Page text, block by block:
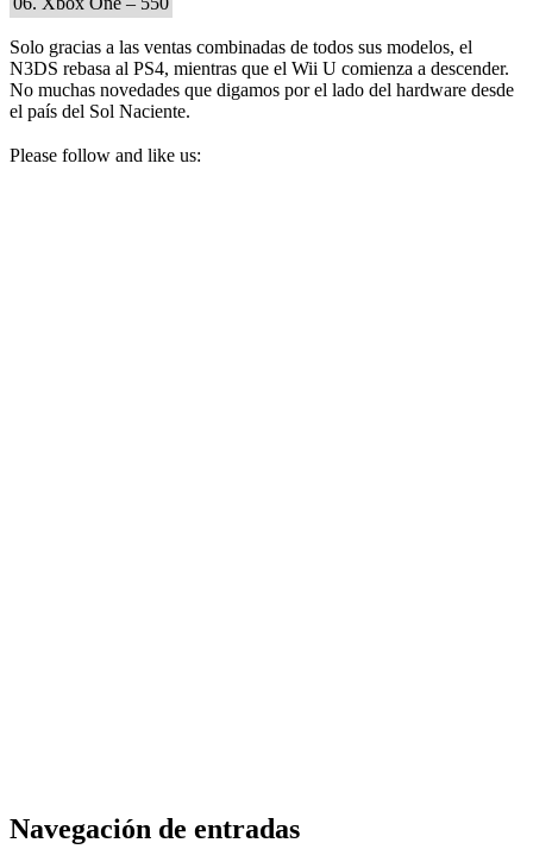
Solo gracias a las ventas combinadas de todos sus modelos, el
N3DS rebasa al PS4, mientras que el Wii U comienza a descender.
No muchas novedades que digamos por el lado del hardware desde
el país del Sol Naciente.
Please follow and like us:
Navegación de entradas